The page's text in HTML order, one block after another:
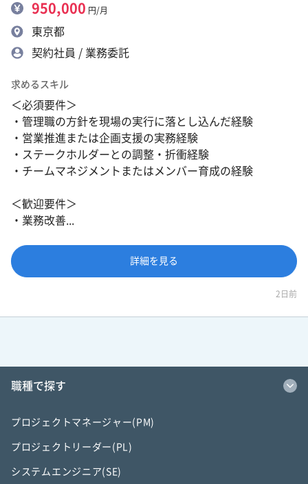
950,000 円/月
東京都
契約社員 / 業務委託
求めるスキル
＜必須要件＞
・管理職の方針を現場の実行に落とし込んだ経験
・営業推進または企画支援の実務経験
・ステークホルダーとの調整・折衝経験
・チームマネジメントまたはメンバー育成の経験
＜歓迎要件＞
・業務改善...
詳細を見る
2日前
職種で探す
プロジェクトマネージャー(PM)
プロジェクトリーダー(PL)
システムエンジニア(SE)